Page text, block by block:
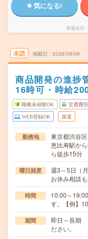
気になる!
派遣会社
未読 掲載日 2026/08/09
商品開発の進捗
16時可・時給
職種未経験OK 交通費
WEB登録OK 派遣
勤務地
東京都渋谷区
恵比寿駅か
ら徒歩15分
曜日頻度
週3～5日（
お休み相談
時間
10:00～
す。【例】
期間
即日～長期
ださい。